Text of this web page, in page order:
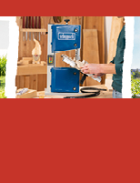
Subscribe to RSS